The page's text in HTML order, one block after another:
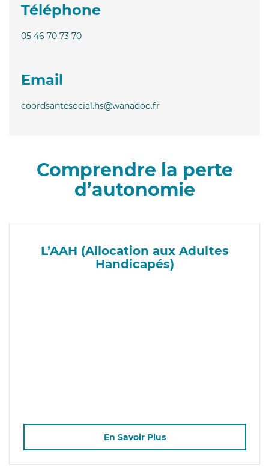
Téléphone
05 46 70 73 70
Email
coordsantesocial.hs@wanadoo.fr
Comprendre la perte
d’autonomie
L’AAH (Allocation aux Adultes
Handicapés)
En Savoir Plus